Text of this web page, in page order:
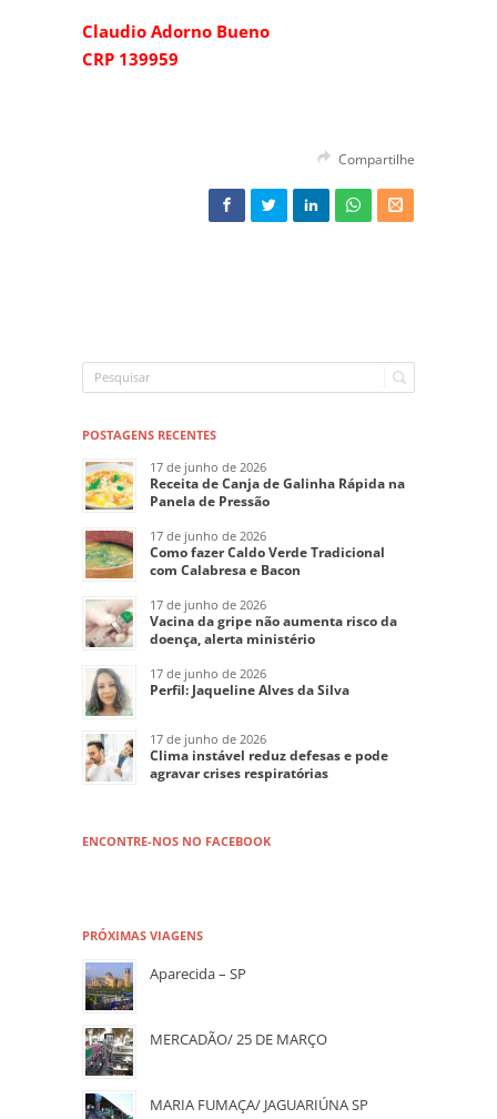
Claudio Adorno Bueno
CRP 139959
Compartilhe
POSTAGENS RECENTES
17 de junho de 2026
Receita de Canja de Galinha Rápida na
Panela de Pressão
17 de junho de 2026
Como fazer Caldo Verde Tradicional
com Calabresa e Bacon
17 de junho de 2026
Vacina da gripe não aumenta risco da
doença, alerta ministério
17 de junho de 2026
Perfil: Jaqueline Alves da Silva
17 de junho de 2026
Clima instável reduz defesas e pode
agravar crises respiratórias
ENCONTRE-NOS NO FACEBOOK
PRÓXIMAS VIAGENS
Aparecida – SP
MERCADÃO/ 25 DE MARÇO
MARIA FUMAÇA/ JAGUARIÚNA SP